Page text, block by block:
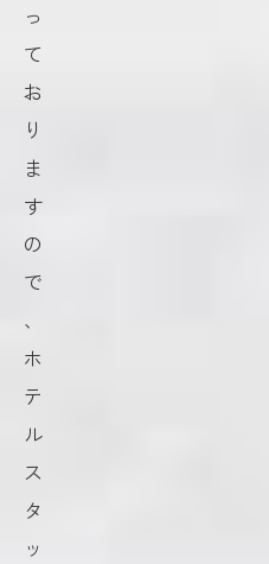
っ
て
お
り
ま
す
の
で
、
ホ
テ
ル
ス
タ
ッ